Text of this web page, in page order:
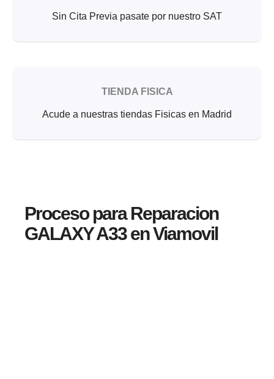
Sin Cita Previa pasate por nuestro SAT
TIENDA FISICA
Acude a nuestras tiendas Fisicas en Madrid
Proceso para Reparacion
GALAXY A33 en Viamovil